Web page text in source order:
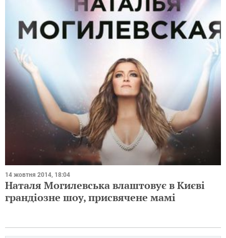
14 жовтня 2014, 18:04
Наталя Могилевська влаштовує в Києві
грандіозне шоу, присвячене мамі